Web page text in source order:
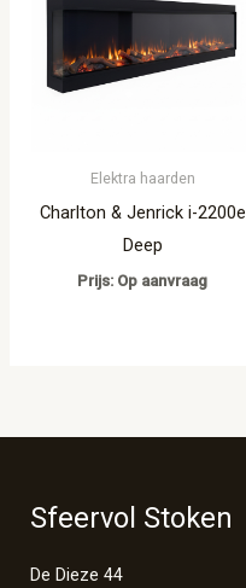
Elektra haarden
Charlton & Jenrick i-2200e
Deep
Prijs: Op aanvraag
Sfeervol Stoken
De Dieze 44